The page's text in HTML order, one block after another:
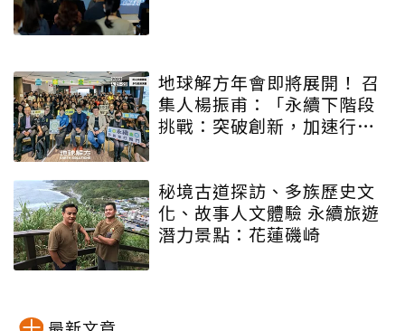
地球解方年會即將展開！ 召
集人楊振甫：「永續下階段
挑戰：突破創新，加速行
秘境古道探訪、多族歷史文
化、故事人文體驗 永續旅遊
潛力景點：花蓮磯崎